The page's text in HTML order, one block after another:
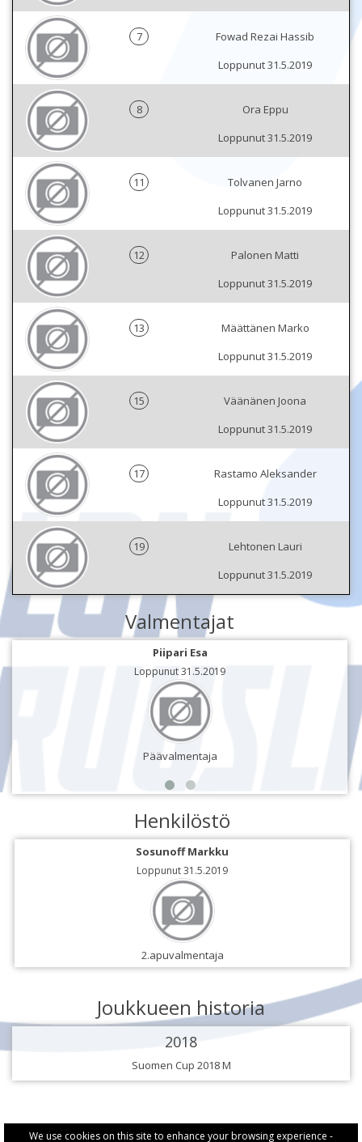
We use cookies on this site to enhance your browsing experience -
7
Fowad Rezai Hassib
Loppunut 31.5.2019
8
Ora Eppu
Loppunut 31.5.2019
11
Tolvanen Jarno
Loppunut 31.5.2019
12
Palonen Matti
Loppunut 31.5.2019
13
Määttänen Marko
Loppunut 31.5.2019
15
Väänänen Joona
Loppunut 31.5.2019
17
Rastamo Aleksander
Loppunut 31.5.2019
19
Lehtonen Lauri
Loppunut 31.5.2019
Valmentajat
Piipari Esa
Loppunut 31.5.2019
Päävalmentaja
Henkilöstö
Sosunoff Markku
Loppunut 31.5.2019
2.apuvalmentaja
Joukkueen historia
2018
Suomen Cup 2018 M